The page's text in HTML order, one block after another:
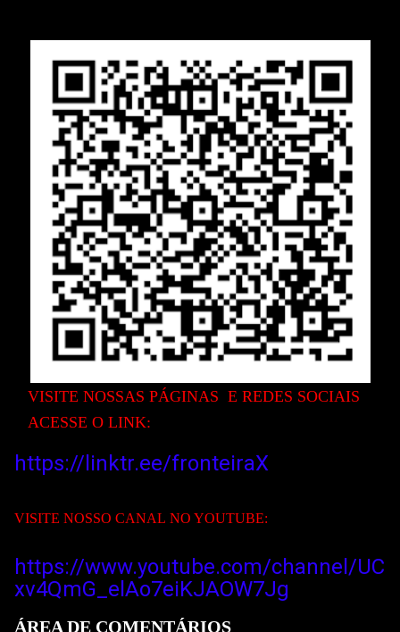
VISITE NOSSAS PÁGINAS E REDES SOCIAIS
ACESSE O LINK:
https://linktr.ee/fronteiraX
VISITE NOSSO CANAL NO YOUTUBE:
https://www.youtube.com/channel/UC
xv4QmG_elAo7eiKJAOW7Jg
ÁREA DE COMENTÁRIOS